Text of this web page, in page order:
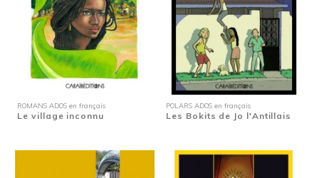
ROMANS ADOS en français
Le village inconnu
POLARS ADOS en français
Les Bokits de Jo l'Antillais